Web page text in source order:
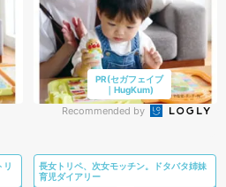
PR(セガフェイブ
｜HugKum)
Recommended by
リ
長女トリペ、次女モッチン。ドタバタ姉妹
育児ダイアリー